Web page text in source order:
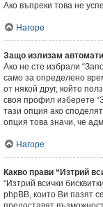
Ако въпреки това не
Нагоре
Защо излизам
Ако не сте избрали
само за определено
от някой друг, който
своя профил изберете
тази опция ако
опция това значи, че
Нагоре
Какво прави “Изтрий
“Изтрий всички
phpBB, които Ви пазят